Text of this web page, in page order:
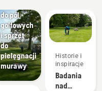
do pól
golfowych
i sprzęt
do
pielęgnacji
murawy
Historie i
inspiracje
Badania
nad